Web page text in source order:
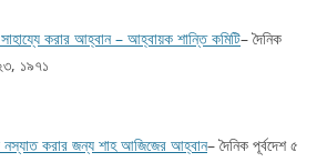
সাহায্যে করার আহ্বান – আহ্বায়ক শান্তি কমিটি– দৈনিক
১৯৭১
নস্যাত করার জন্য শাহ আজিজের আহ্বান– দৈনিক পূর্বদেশ ৫